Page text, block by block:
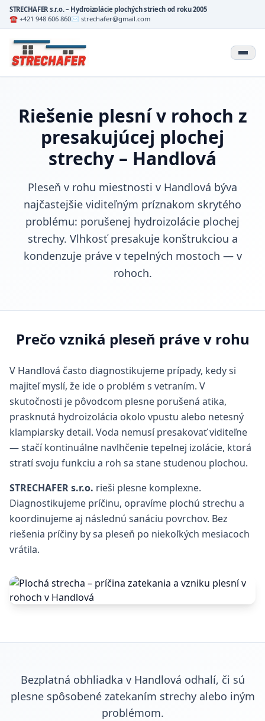
STRECHAFER s.r.o. – Hydroizolácie plochých striech od roku 2005
☎ +421 948 606 860✉ strechafer@gmail.com
Riešenie plesní v rohoch z
presakujúcej plochej
strechy – Handlová
Pleseň v rohu miestnosti v Handlová býva
najčastejšie viditeľným príznakom skrytého
problému: porušenej hydroizolácie plochej
strechy. Vlhkosť presakuje konštrukciou a
kondenzuje práve v tepelných mostoch — v
rohoch.
Prečo vzniká pleseň práve v rohu
V Handlová často diagnostikujeme prípady, kedy si
majiteľ myslí, že ide o problém s vetraním. V
skutočnosti je pôvodcom plesne porušená atika,
prasknutá hydroizolácia okolo vpustu alebo netesný
klampiarsky detail. Voda nemusí presakovať viditeľne
— stačí kontinuálne navlhčenie tepelnej izolácie, ktorá
stratí svoju funkciu a roh sa stane studenou plochou.
STRECHAFER s.r.o. rieši plesne komplexne.
Diagnostikujeme príčinu, opravíme plochú strechu a
koordinujeme aj následnú sanáciu povrchov. Bez
riešenia príčiny by sa pleseň po niekoľkých mesiacoch
vrátila.
Bezplatná obhliadka v Handlová odhalí, či sú
plesne spôsobené zatekaním strechy alebo iným
problémom.